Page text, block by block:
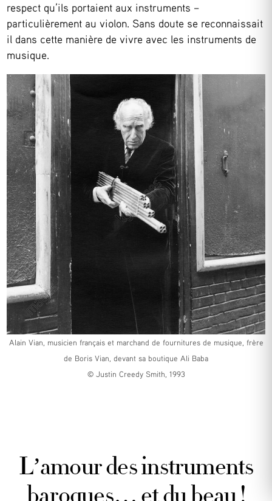
respect qu’ils portaient aux instruments –
particulièrement au violon. Sans doute se reconnaissait
il dans cette manière de vivre avec les instruments de
musique.
Alain Vian, musicien français et marchand de fournitures de musique, frère
de Boris Vian, devant sa boutique Ali Baba
© Justin Creedy Smith, 1993
L’amour des instruments